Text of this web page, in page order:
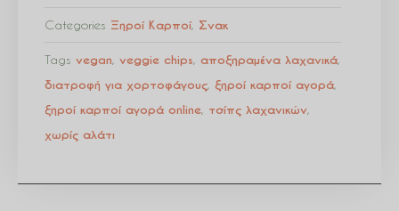
Categories Ξηροί Καρποί, Σνακ
Tags vegan, veggie chips, αποξηραμένα λαχανικά,
διατροφή για χορτοφάγους, ξηροί καρποί αγορά,
ξηροί καρποί αγορά online, τσίπς λαχανικών,
χωρίς αλάτι